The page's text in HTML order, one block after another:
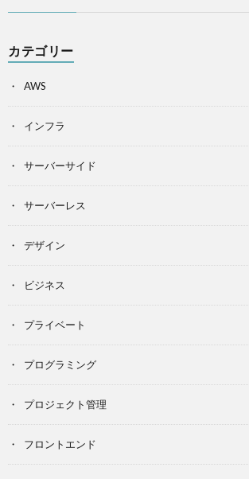
カテゴリー
AWS
インフラ
サーバーサイド
サーバーレス
デザイン
ビジネス
プライベート
プログラミング
プロジェクト管理
フロントエンド